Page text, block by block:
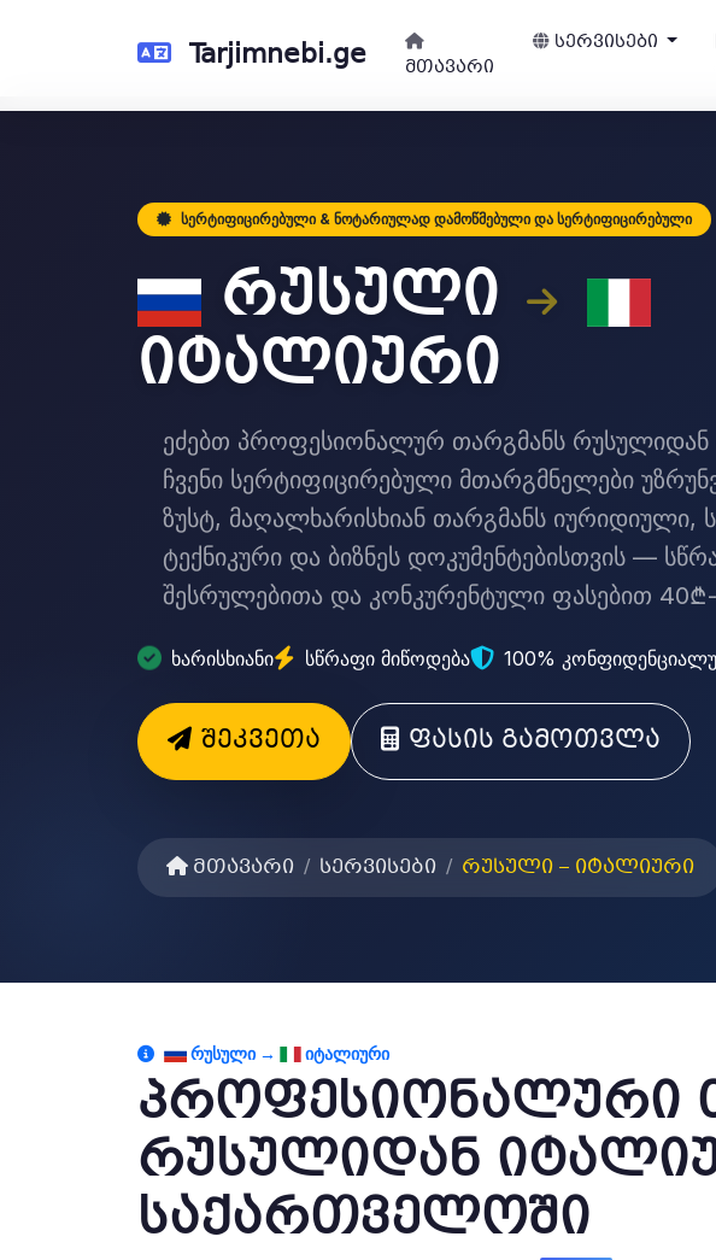
Tarjimnebi.ge მთავარი
სერვისები
სერტიფიცირებული & ნოტარიულად დამოწმებული და სერტიფიცირებული
რუსული
იტალიური
ეძებთ პროფესიონალურ თარგმანს რუსულიდან
ჩვენი სერტიფიცირებული მთარგმნელები
ზუსტ, მაღალხარისხიან თარგმანს იურიდიული,
ტექნიკური და ბიზნეს დოკუმენტებისთვის —
შესრულებითა და კონკურენტული ფასებით
ხარისხიანი სწრაფი მიწოდება 100%
შეკვეთა ფასის გამოთვლა
მთავარი სერვისები რუსული – იტალიური
ᲠᲣᲡᲣᲚᲘ → ᲘᲢᲐᲚᲘᲣᲠᲘ
პროფესიონალური
რუსულიდან
საქართველოში